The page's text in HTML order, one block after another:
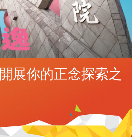
展你的正念探索之